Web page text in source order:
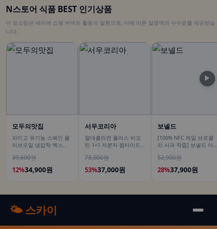
N스토어 식품 BEST 인기상품
이 포스팅은 네이버 쇼핑 커넥트 활동의 일환으로, 이에 따른 일정액의 수수료를 제공받습
니다.
모두의맛집
파미고 유기농 스페인 올
리브오일 냉압착 엑스트
500ml, 2개
39,600원
12%34,900원
서우코리아
절대콜라겐 플러스 비오
틴 1+1 저분자 펩타이드
120g
78,000원
53%37,000원
보넬드
[100% NFC 케일 브로콜
리 사과 착즙] 보넬드 아
개
52,900원
28%37,900원
▶
🌤️ 스카이